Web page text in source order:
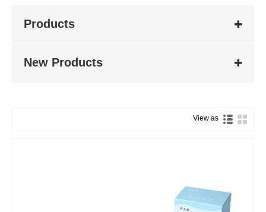
Products
New Products
View as